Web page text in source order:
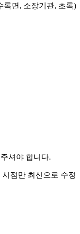
록면, 소장기관, 초록)
셔야 합니다.
점만 최신으로 수정